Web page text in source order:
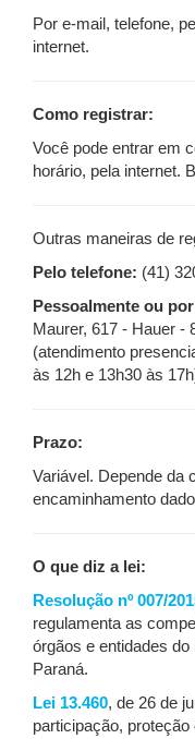
Por e-mail, telefone,
internet.
Como registrar:
Você pode entrar em
horário, pela internet.
Outras maneiras de
Pelo telefone: (41)
Pessoalmente ou
Maurer, 617 - Hauer -
(atendimento
às 12h e 13h30 às
Prazo:
Variável. Depende da
encaminhamento
O que diz a lei:
Resolução nº 007/
regulamenta as
órgãos e entidades
Paraná.
Lei 13.460, de 26 de
participação,